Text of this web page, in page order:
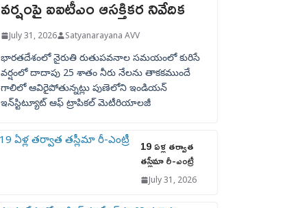
వర్షంపై ఐఐటీఎం ఆసక్తికర నివేదిక
July 31, 2026 Satyanarayana AVV
భారతదేశంలో నైరుతి రుతుపవనాల సమయంలో కురిసే
వర్షంలో దాదాపు 25 శాతం నీరు నేలను తాకకముందే
గాలిలో ఆవిరైపోతున్నట్లు పుణెలోని ఇండియన్
ఇన్‌స్టిట్యూట్ ఆఫ్ ట్రాపికల్ మెటీరియాలజీ
19 ఏళ్ల తర్వాత
తస్లీమా రీ-ఎంట్రీ
July 31, 2026